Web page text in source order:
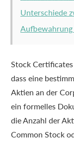
Unterschiede
Stock
dass eine
Aktien an der
ein formelles
die Anzahl der
Common Stock